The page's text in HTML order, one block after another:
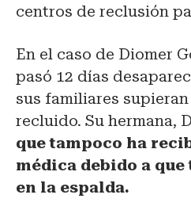
centros de reclusión
En el caso de Diomer
pasó 12 días
sus familiares
recluido. Su hermana,
que tampoco ha
médica debido a que
en la espalda.